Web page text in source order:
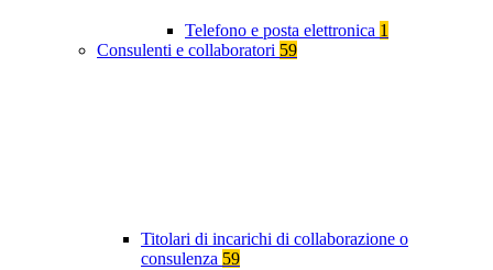
Telefono e posta elettronica 1
Consulenti e collaboratori 59
Titolari di incarichi di collaborazione o
consulenza 59